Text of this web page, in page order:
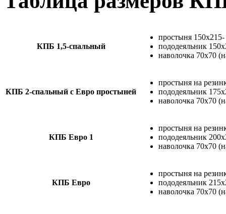
КПБ 1,5-спальный
простыня
пододеяльник
наволочка 70х70
КПБ 2-спальный с Евро простыней
простыня на
пододеяльник
наволочка 70х70
КПБ Евро 1
простыня на
пододеяльник
наволочка 70х70
КПБ Евро
простыня на
пододеяльник
наволочка 70х70